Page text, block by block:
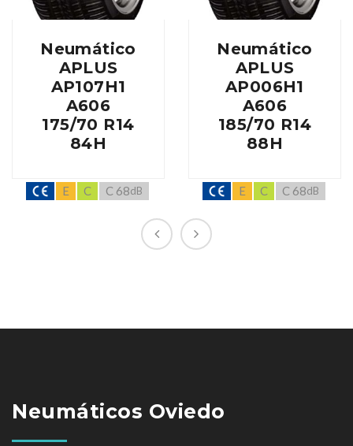
Neumático
APLUS
AP107H1
A606
175/70 R14
84H
E C C 68dB
Neumático
APLUS
AP006H1
A606
185/70 R14
88H
E C C 68dB
Neumáticos Oviedo